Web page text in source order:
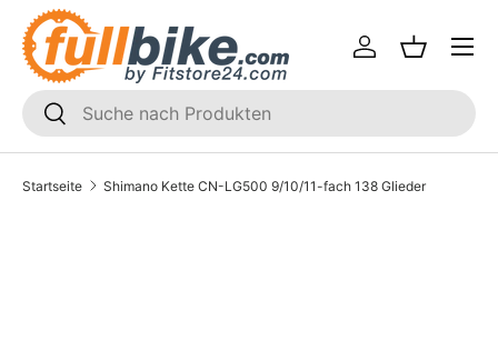
Direkt zum Inhalt
SUCHEN
Suchen
Einloggen
Menü
Startseite Shimano Kette CN-LG500 9/10/11-fach 138 Glieder